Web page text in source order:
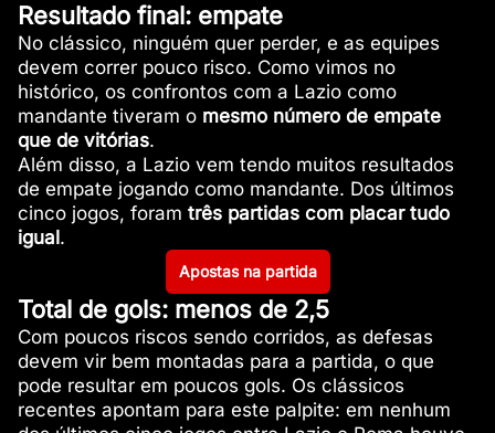
Resultado final: empate
No clássico, ninguém quer perder, e as equipes
devem correr pouco risco. Como vimos no
histórico, os confrontos com a Lazio como
mandante tiveram o mesmo número de empate
que de vitórias.
Além disso, a Lazio vem tendo muitos resultados
de empate jogando como mandante. Dos últimos
cinco jogos, foram três partidas com placar tudo
igual .
Apostas na partida
Total de gols: menos de 2,5
Com poucos riscos sendo corridos, as defesas
devem vir bem montadas para a partida, o que
pode resultar em poucos gols. Os clássicos
recentes apontam para este palpite: em nenhum